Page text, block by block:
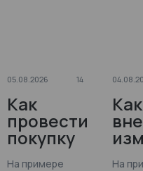
05.08.2026 14
Как
провести
покупку
на
На примере
Как
я
На